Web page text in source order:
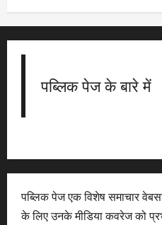
पब्लिक पेज के बारे में
पब्लिक पेज एक विशेष समाचार
के लिए उनके मीडिया कवरेज को